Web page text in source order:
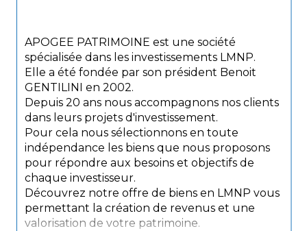
APOGEE PATRIMOINE est une société
spécialisée dans les investissements LMNP.
Elle a été fondée par son président Benoit
GENTILINI en 2002.
Depuis 20 ans nous accompagnons nos clients
dans leurs projets d'investissement.
Pour cela nous sélectionnons en toute
indépendance les biens que nous proposons
pour répondre aux besoins et objectifs de
chaque investisseur.
Découvrez notre offre de biens en LMNP vous
permettant la création de revenus et une
valorisation de votre patrimoine.